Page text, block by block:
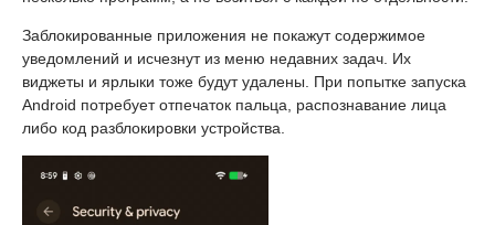
Заблокированные приложения не покажут содержимое
уведомлений и исчезнут из меню недавних задач. Их
виджеты и ярлыки тоже будут удалены. При попытке запуска
Android потребует отпечаток пальца, распознавание лица
либо код разблокировки устройства.